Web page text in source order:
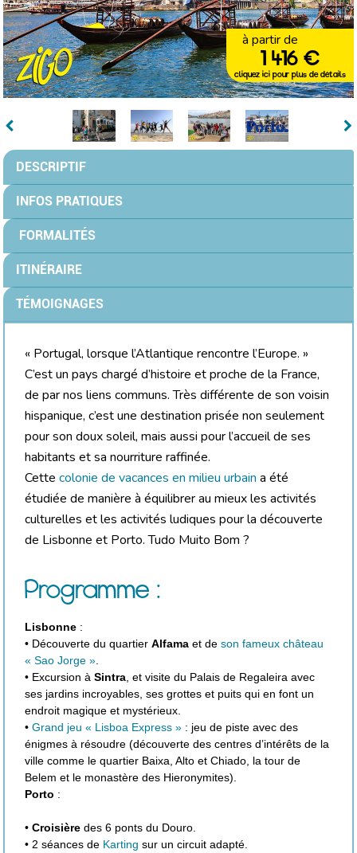
à partir de
1 416 €
cliquez ici pour plus de détails
DESCRIPTIF
INFOS PRATIQUES
FORMALITÉS
ITINÉRAIRE
TÉMOIGNAGES
« Portugal, lorsque l’Atlantique rencontre l’Europe. »
C’est un pays chargé d’histoire et proche de la France,
de par nos liens communs. Très différente de son voisin
hispanique, c’est une destination prisée non seulement
pour son doux soleil, mais aussi pour l’accueil de ses
habitants et sa nourriture raffinée.
Cette colonie de vacances en milieu urbain a été
étudiée de manière à équilibrer au mieux les activités
culturelles et les activités ludiques pour la découverte
de Lisbonne et Porto. Tudo Muito Bom ?
Programme :
Lisbonne :
• Découverte du quartier Alfama et de son fameux château
« Sao Jorge »
• Excursion à Sintra , et visite du Palais de Regaleira avec
ses jardins incroyables, ses grottes et puits qui en font un
endroit magique et mystérieux.
• Grand jeu « Lisboa Express » : jeu de piste avec des
énigmes à résoudre (découverte des centres d’intérêts de la
ville comme le quartier Baixa, Alto et Chiado, la tour de
Belem et le monastère des Hieronymites).
Porto :
• Croisière des 6 ponts du Douro.
• 2 séances de Karting sur un circuit adapté.